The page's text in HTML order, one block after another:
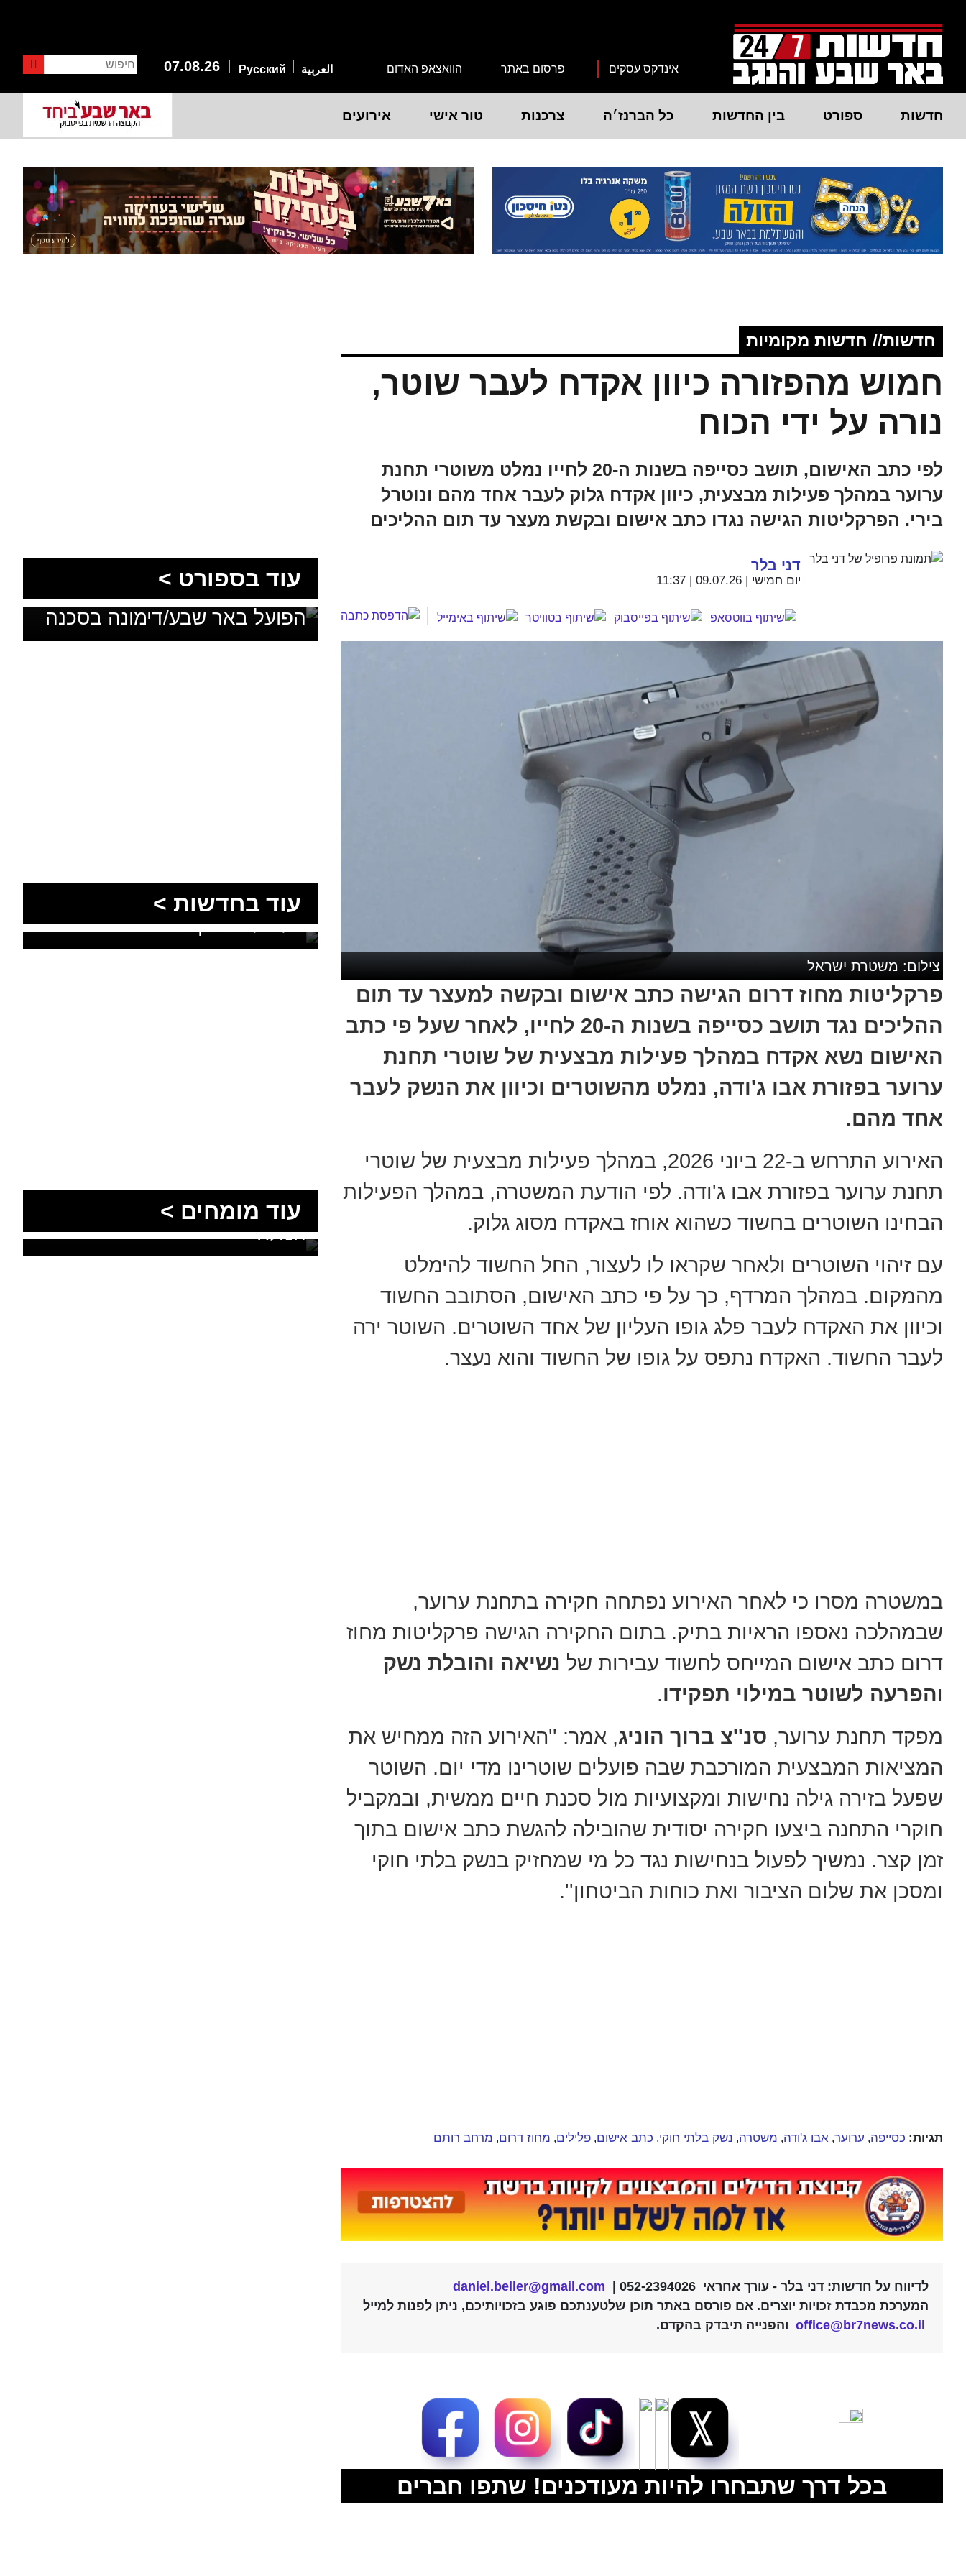
אינדקס עסקים פרסום באתר הוואצאפ האדום 07.08.26 חיפוש
العربية Русский
חדשות ספורט בין החדשות כל הברנז׳ה צרכנות טור אישי אירועים
חדשות// חדשות מקומיות
חמוש מהפזורה כיוון אקדח לעבר שוטר,
נורה על ידי הכוח
לפי כתב האישום, תושב כסייפה בשנות ה-20 לחייו נמלט משוטרי תחנת
ערוער במהלך פעילות מבצעית, כיוון אקדח גלוק לעבר אחד מהם ונוטרל
בירי. הפרקליטות הגישה נגדו כתב אישום ובקשת מעצר עד תום ההליכים
דני בלר
יום חמישי | 09.07.26 | 11:37
צילום: משטרת ישראל
פרקליטות מחוז דרום הגישה כתב אישום ובקשה למעצר עד תום
ההליכים נגד תושב כסייפה בשנות ה-20 לחייו, לאחר שעל פי כתב
האישום נשא אקדח במהלך פעילות מבצעית של שוטרי תחנת
ערוער בפזורת אבו ג'ודה, נמלט מהשוטרים וכיוון את הנשק לעבר
אחד מהם.
האירוע התרחש ב-22 ביוני 2026, במהלך פעילות מבצעית של שוטרי
תחנת ערוער בפזורת אבו ג'ודה. לפי הודעת המשטרה, במהלך הפעילות
הבחינו השוטרים בחשוד כשהוא אוחז באקדח מסוג גלוק.
עם זיהוי השוטרים ולאחר שקראו לו לעצור, החל החשוד להימלט
מהמקום. במהלך המרדף, כך על פי כתב האישום, הסתובב החשוד
וכיוון את האקדח לעבר פלג גופו העליון של אחד השוטרים. השוטר ירה
לעבר החשוד. האקדח נתפס על גופו של החשוד והוא נעצר.
במשטרה מסרו כי לאחר האירוע נפתחה חקירה בתחנת ערוער,
שבמהלכה נאספו הראיות בתיק. בתום החקירה הגישה פרקליטות מחוז
דרום כתב אישום המייחס לחשוד עבירות של נשיאה והובלת נשק
והפרעה לשוטר במילוי תפקידו.
מפקד תחנת ערוער, סנ''צ ברוך הוניג, אמר: ''האירוע הזה ממחיש את
המציאות המבצעית המורכבת שבה פועלים שוטרינו מדי יום. השוטר
שפעל בזירה גילה נחישות ומקצועיות מול סכנת חיים ממשית, ובמקביל
חוקרי התחנה ביצעו חקירה יסודית שהובילה להגשת כתב אישום בתוך
זמן קצר. נמשיך לפעול בנחישות נגד כל מי שמחזיק בנשק בלתי חוקי
ומסכן את שלום הציבור ואת כוחות הביטחון''.
תגיות: כסייפה, ערוער, אבו ג'ודה, משטרה, נשק בלתי חוקי, כתב אישום, פלילים, מחוז דרום, מרחב רותם
לדיווח על חדשות: דני בלר - עורך אחראי 052-2394026 |
daniel.beller@gmail.com
בכל דרך שתבחרו להיות מעודכנים! שתפו חברים
עוד בספורט >
בלי מאמן, בלי סגל ועם דדליין:
הפועל באר שבע/דימונה בסכנה
עוד בחדשות >
סוף טרגי לחיפושים: זוהתה גופתו
של אלדר דיין מדימונה
עוד מומחים >
מתכננים נסיעה קבוצתית
מושלמת לנגב, לאילת ולים
המלח